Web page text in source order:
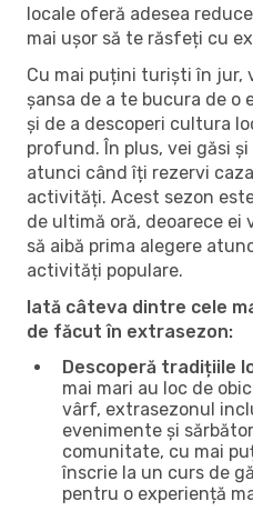
locale oferă adesea
mai ușor să te răsfeți cu
Cu mai puțini turiști în jur,
șansa de a te bucura de o
și de a descoperi cultura
profund. În plus, vei găsi
atunci când îți rezervi
activități. Acest sezon
de ultimă oră, deoarece ei
să aibă prima alegere
activități populare.
Iată câteva dintre cele
de făcut în extrasezon:
Descoperă tradițiile
mai mari au loc de
vârf, extrasezonul
evenimente și
comunitate, cu mai
înscrie la un curs de
pentru o experiență